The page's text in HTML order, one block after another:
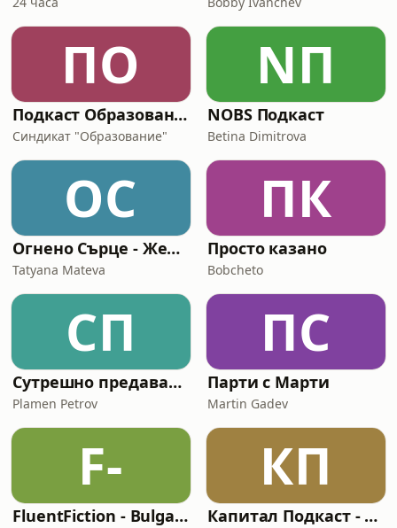
ПО
Подкаст Образование
Синдикат "Образование"
NП
NOBS Подкаст
Betina Dimitrova
ОС
Огнено Сърце - Жена в истината и силата си
Tatyana Mateva
ПК
Просто казано
Bobcheto
СП
Сутрешно предаване за мениджъри с Пламен Петров
Plamen Petrov
ПС
Парти с Марти
Martin Gadev
F-
FluentFiction - Bulgarian
КП
Капитал Подкаст - KNext: младежки подкаст